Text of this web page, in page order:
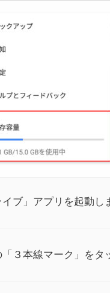
イブ」アプリを起動し
３本線マーク」をタ